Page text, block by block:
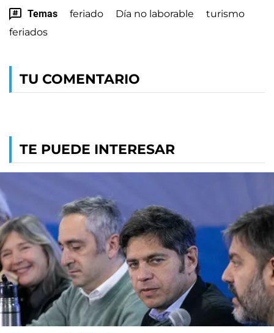
Temas feriado Día no laborable
turismo
feriados
TU COMENTARIO
TE PUEDE INTERESAR